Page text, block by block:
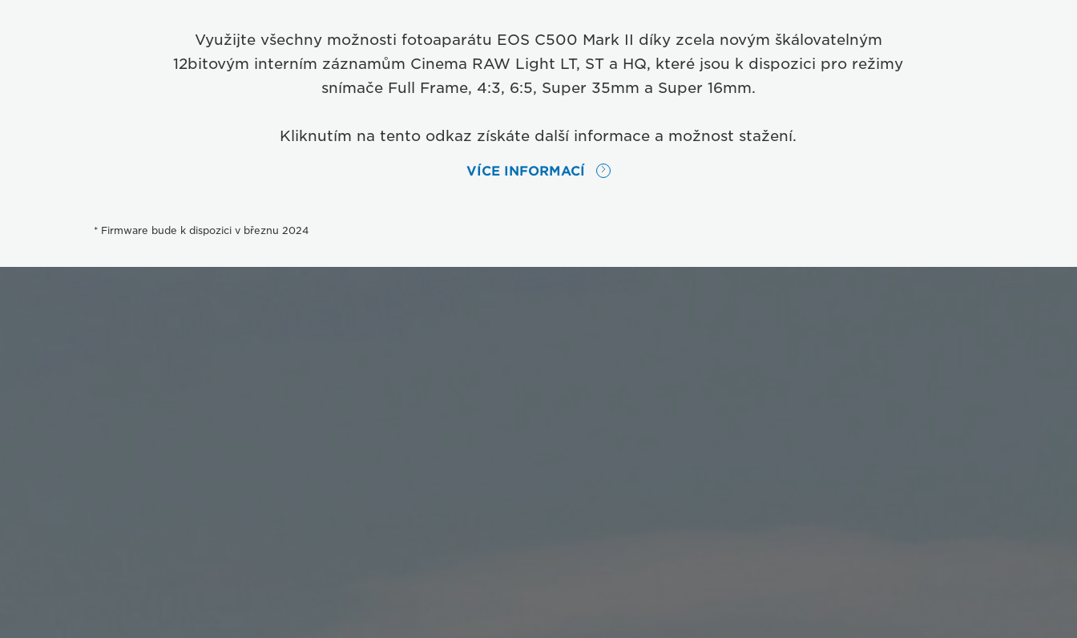
Využijte všechny možnosti fotoaparátu EOS C500 Mark II díky zcela novým škálovatelným
12bitovým interním záznamům Cinema RAW Light LT, ST a HQ, které jsou k dispozici pro režimy
snímače Full Frame, 4:3, 6:5, Super 35mm a Super 16mm.
Kliknutím na tento odkaz získáte další informace a možnost stažení.
VÍCE INFORMACÍ
* Firmware bude k dispozici v březnu 2024